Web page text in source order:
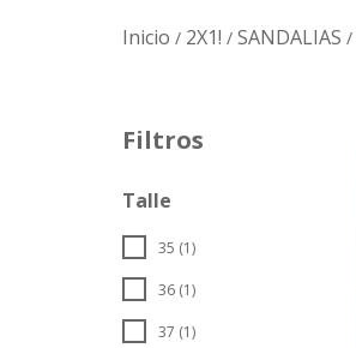
Inicio / 2X1! / SANDALIAS /
Filtros
Talle
35 (1)
36 (1)
37 (1)